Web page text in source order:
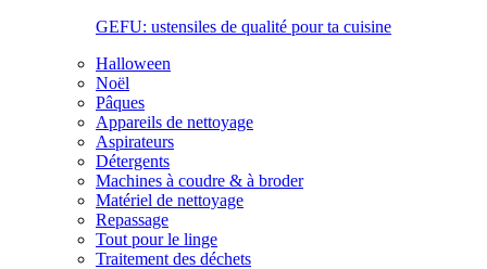
GEFU: ustensiles de qualité pour ta cuisine
Halloween
Noël
Pâques
Appareils de nettoyage
Aspirateurs
Détergents
Machines à coudre & à broder
Matériel de nettoyage
Repassage
Tout pour le linge
Traitement des déchets